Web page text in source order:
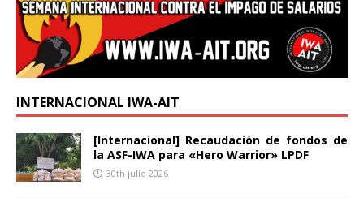
INTERNACIONAL IWA-AIT
[Internacional] Recaudación de fondos de
la ASF-IWA para «Hero Warrior» LPDF
30th julio 2026